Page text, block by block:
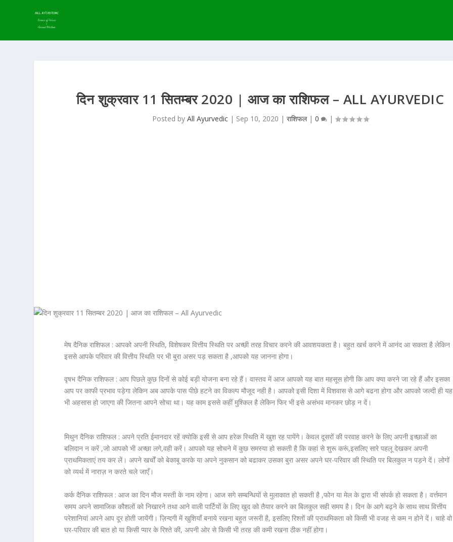
दिन शुक्रवार 11 सितम्बर 2020 | आज का राशिफल – ALL AYURVEDIC
Posted by All Ayurvedic| Sep 10, 2020 | राशिफल| 0 |
मेष दैनिक राशिफल : आपको अपनी स्थिति, विशेषकर वित्तीय स्थिति पर अच्छी तरह विचार करने की आवशयकता है। बहुत खर्च करने में आनंद आ सकता है लेकिन
इससे आपके परिवार की वित्तीय स्थिति पर भी बुरा असर पड़ सकता है ,आपको यह जानना होगा।
वृषभ दैनिक राशिफल :आप पिछले कुछ दिनों से कोई बड़ी योजना बना रहे हैं। वास्तव में आज आपको यह बात महसूस होगी कि आप क्या करने जा रहे हैं और इसका
आप पर काफी प्रभाव पड़ेगा लेकिन अब आपके पास पीछे हटने का विकल्प मौजूद नही है। आपको इसी दिशा में विशवास से आगे बढना होगा और आपको जल्दी ही यह
भी अहसास हो जाएगा की जितना आपने सोचा था। यह काम इससे कहीं मुश्किल है लेकिन फिर भी इसे असंभव मानकर छोड़ न दें।
मिथुन दैनिक राशिफल :अपने प्रति ईमानदार रहें क्योकि इसी से आप हरेक स्थिति में खुश रह पायेंगे। केवल दूसरों की परवाह करने के लिए अपनी इच्छाओं का
बलिदान न करें ,जो आपको भी अच्छा लगे,वही करें। आपको यह सोचने में कुछ समस्या हो सकती है कि कहां से शुरू करूं,इसलिए सारे पहलू देखकर अपनी
प्राथमिकताएं तय कर लें। अपने खर्चों को बेकाबू करके या अपने नुकसान को बढाकर उसका बुरा असर अपने घर-परिवार की स्थिति पर बिलकुल न पड़ने दें। लोगों
को व्यर्थ में नाराज़ न करते चले जाएँ।
कर्क दैनिक राशिफल :आज का दिन मौज मस्ती के नाम रहेगा। आज सगे सम्बन्धियों से मुलाकात हो सकती है ,फोन या मेल के द्वारा भी संपर्क हो सकता है। वर्त्तमान
समय अपने सामाजिक कौशलों को निखारने तथा आने वाली पार्टियों के लिए खुद को तैयार करने का बिलकुल सही समय है। दिन के आगे बढ़ने के साथ साथ वित्तीय
परेशानियां अपने आप दूर होती जायेंगी। ज़िन्दगी में खुशियाँ बनाये रखना बहुत जरूरी है, इसलिए रिश्तों की प्राथमिकता को किसी भी वजह से कम न होने दें। चाहे वो
घर-परिवार की बात हो या किसी प्यार के रिश्ते की, अपनी ओर से किसी भी तरह की कमी रखना ठीक नहीं होगा।